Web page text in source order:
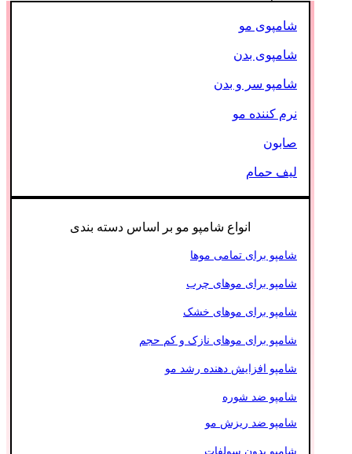
شامپوی مو
شامپوی بدن
شامپو سر و بدن
نرم کننده مو
صابون
لیف حمام
انواع شامپو مو بر اساس دسته بندی
شامپو برای تمامی موها
شامپو برای موهای چرب
شامپو برای موهای خشک
شامپو برای موهای نازک و کم حجم
شامپو افزایش دهنده رشد مو
شامپو ضد شوره
شامپو ضد ریزش مو
شامپو بدون سولفات